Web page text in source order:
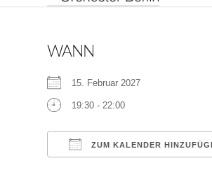
WANN
15. Februar 2027
19:30 - 22:00
ZUM KALENDER